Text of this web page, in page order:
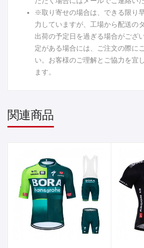
※取り寄せの場合は、できる限り
力していますが、工場から配送の
出荷の予定日を過ぎる場合がござ
定がある場合には、ご注文の際に
い。お客様のご理解とご協力を宜
ます。
関連商品